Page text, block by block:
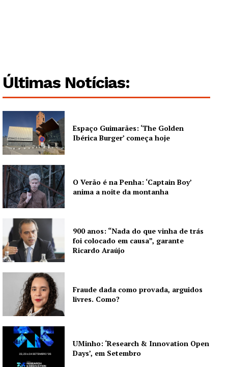
Institucional
Artigos
Edição Digital
Grande Entrevista
Publicidade
Quero ser Assinante
Últimas Notícias:
Espaço Guimarães: ‘The Golden
Ibérica Burger’ começa hoje
O Verão é na Penha: ‘Captain Boy’
anima a noite da montanha
900 anos: “Nada do que vinha de trás
foi colocado em causa”, garante
Ricardo Araújo
Fraude dada como provada, arguidos
livres. Como?
UMinho: ‘Research & Innovation Open
Days’, em Setembro